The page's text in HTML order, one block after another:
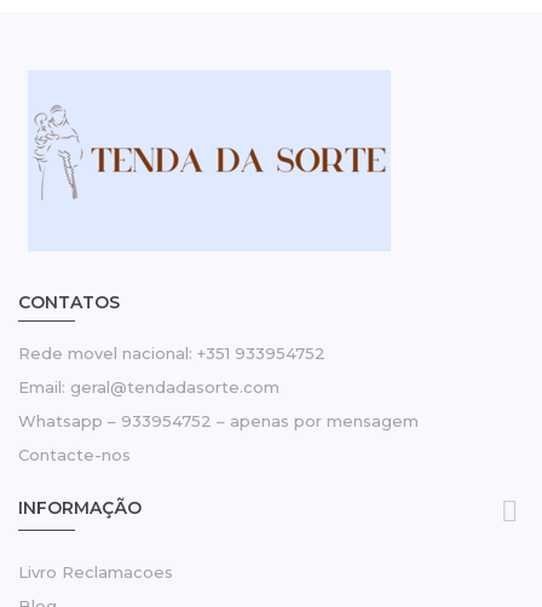
CONTATOS
Rede movel nacional: +351 933954752
Email: geral@tendadasorte.com
Whatsapp – 933954752 – apenas por mensagem
Contacte-nos
INFORMAÇÃO 
Livro Reclamacoes